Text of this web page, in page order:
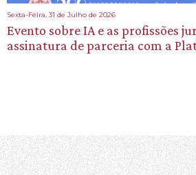
Sexta-Feira, 31 de Julho de 2026
Evento sobre IA e as profissões
assinatura de parceria com a